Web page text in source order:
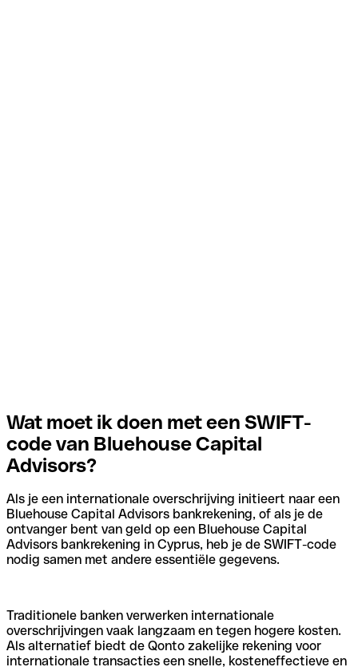
Wat moet ik doen met een SWIFT-
code van Bluehouse Capital
Advisors?
Als je een internationale overschrijving initieert naar een
Bluehouse Capital Advisors bankrekening, of als je de
ontvanger bent van geld op een Bluehouse Capital
Advisors bankrekening in Cyprus, heb je de SWIFT-code
nodig samen met andere essentiële gegevens.
Traditionele banken verwerken internationale
overschrijvingen vaak langzaam en tegen hogere kosten.
Als alternatief biedt de Qonto zakelijke rekening voor
internationale transacties een snelle, kosteneffectieve en